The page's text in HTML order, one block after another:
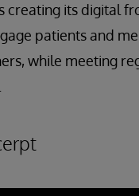
creating its digital
patients and
while meeting